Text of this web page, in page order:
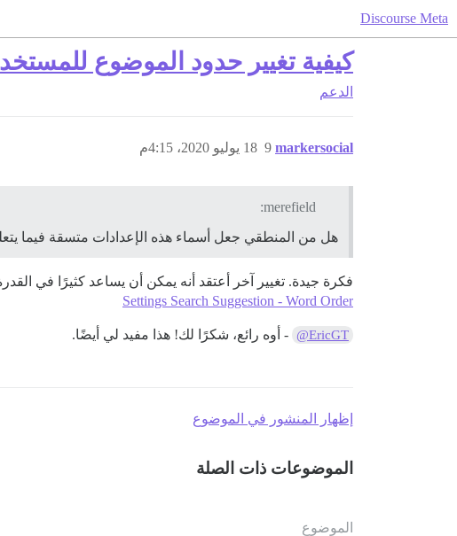
Discourse Meta
كيفية تغيير حدود الموضوع
الدعم
markersocial 18 يوليو 2020، 4:15م 9
merefield:
هل من المنطقي جعل أسماء هذه الإعدادات متسقة فيما
فكرة جيدة. تغيير آخر أعتقد أنه يمكن أن يساعد كثيرًا في
Settings Search Suggestion - Word Order
@EricGT - أوه رائع، شكرًا لك! هذا مفيد لي أيضًا.
إظهار المنشور في الموضوع
الموضوعات ذات الصلة
الموضوع